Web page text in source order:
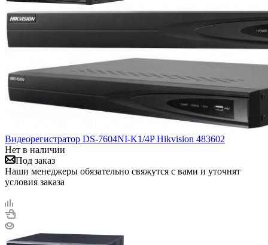
Видеорегистратор DS-7604NI-K1/4P Hikvision 483602
Нет в наличии
Под заказ
Наши менеджеры обязательно свяжутся с вами и уточнят
условия заказа